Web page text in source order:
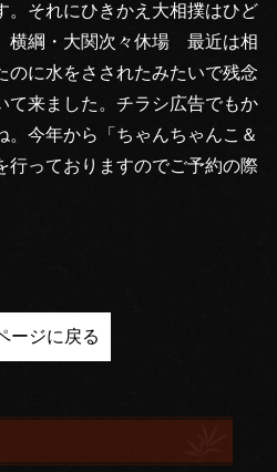
。それにひきかえ大相撲はひど
横綱・大関次々休場 最近は相
のに水をさされたみたいで残念
て来ました。チラシ広告でもか
。今年から「ちゃんちゃんこ＆
行っておりますのでご予約の際
ージに戻る